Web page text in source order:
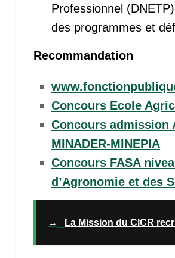
Professionnel
des programmes et
Recommandation
Concours Ecole
Concours admission
MINADER-MINEPIA
Concours FASA
d’Agronomie et des
→ La Mission du CICR